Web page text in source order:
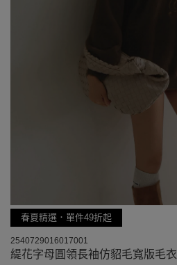
春夏精選．單件49折起
2540729016017001
緹花字母圓領長袖仿貂毛寬版毛衣